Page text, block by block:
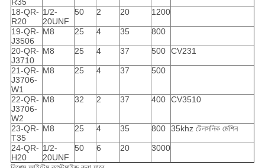
R35
18-QR-
R20
1/2-
20UNF
50 2 20 1200
19-QR-
J3506
M8 25 4 35 800
20-QR-
J3710
M8 25 4 37 500 CV231
21-QR-
J3706-
W1
M8 25 4 37 500
22-QR-
J3706-
W2
M8 32 2 37 400 CV3510
23-QR-
T35
M8 25 4 35 800 35khz টেলসনিক মেশিন
24-QR-
H20
1/2-
20UNF
50 6 20 3000